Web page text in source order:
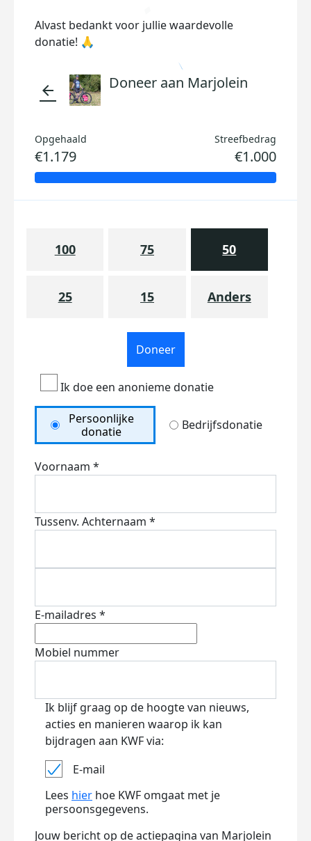
Alvast bedankt voor jullie waardevolle
donatie! 🙏
arrow_back Doneer aan Marjolein
Opgehaald
€1.179
Streefbedrag
€1.000
100 75 50
25 15 Anders
Doneer
Ik doe een anonieme donatie
Persoonlijke
donatie
Bedrijfsdonatie
Voornaam *
Tussenv. Achternaam *
E-mailadres *
Mobiel nummer
Ik blijf graag op de hoogte van nieuws,
acties en manieren waarop ik kan
bijdragen aan KWF via:
E-mail
Lees hier hoe KWF omgaat met je
persoonsgegevens.
Jouw bericht op de actiepagina van Marjolein